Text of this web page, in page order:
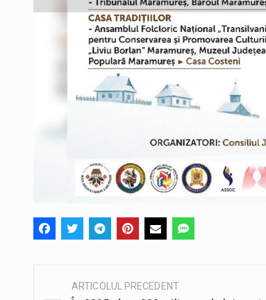
PostARTICOLUL PRECEDENT